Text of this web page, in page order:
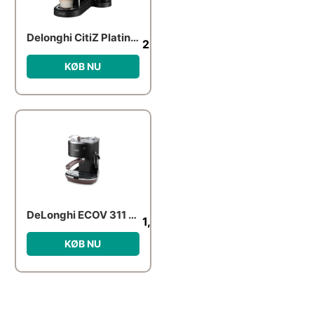
Delonghi CitiZ Platinum & Milk kaffemaskine, metal 2,249.00
KØB NU
DeLonghi ECOV 311 Black 1,263.00
KØB NU